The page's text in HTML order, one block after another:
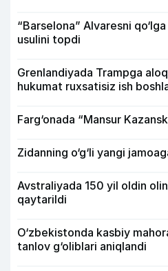
“Barselona” Alvaresni
usulini topdi
Grenlandiyada Trampga
hukumat ruxsatisiz ish
Farg‘onada “Mansur
Zidanning o‘g‘li yangi
Avstraliyada 150 yil oldin
qaytarildi
O‘zbekistonda kasbiy
tanlov g‘oliblari aniqlandi